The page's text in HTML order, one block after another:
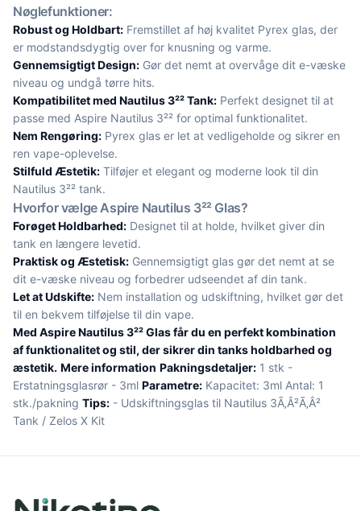
Nøglefunktioner:
Robust og Holdbart: Fremstillet af høj kvalitet Pyrex glas, der
er modstandsdygtig over for knusning og varme.
Gennemsigtigt Design: Gør det nemt at overvåge dit e-væske
niveau og undgå tørre hits.
Kompatibilitet med Nautilus 3²² Tank: Perfekt designet til at
passe med Aspire Nautilus 3²² for optimal funktionalitet.
Nem Rengøring: Pyrex glas er let at vedligeholde og sikrer en
ren vape-oplevelse.
Stilfuld Æstetik: Tilføjer et elegant og moderne look til din
Nautilus 3²² tank.
Hvorfor vælge Aspire Nautilus 3²² Glas?
Forøget Holdbarhed: Designet til at holde, hvilket giver din
tank en længere levetid.
Praktisk og Æstetisk: Gennemsigtigt glas gør det nemt at se
dit e-væske niveau og forbedrer udseendet af din tank.
Let at Udskifte: Nem installation og udskiftning, hvilket gør det
til en bekvem tilføjelse til din vape.
Med Aspire Nautilus 3²² Glas får du en perfekt kombination
af funktionalitet og stil, der sikrer din tanks holdbarhed og
æstetik. Mere information Pakningsdetaljer: 1 stk -
Erstatningsglasrør - 3ml Parametre: Kapacitet: 3ml Antal: 1
stk./pakning Tips: - Udskiftningsglas til Nautilus 3Ã‚Â²Ã‚Â²
Tank / Zelos X Kit